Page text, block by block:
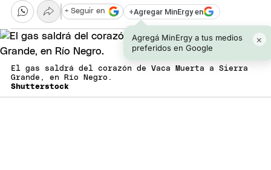
+Agregar MinErgy en
Agregá MinErgy a tus medios
preferidos en Google
×
+ Seguir en
El gas saldrá del corazón de Vaca Muerta a Sierra
Grande, en Río Negro.
Shutterstock